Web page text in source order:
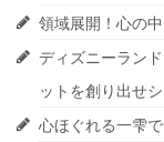
領域展開！心の
ディズニーラン
ットを創り出せ
心ほぐれる一雫